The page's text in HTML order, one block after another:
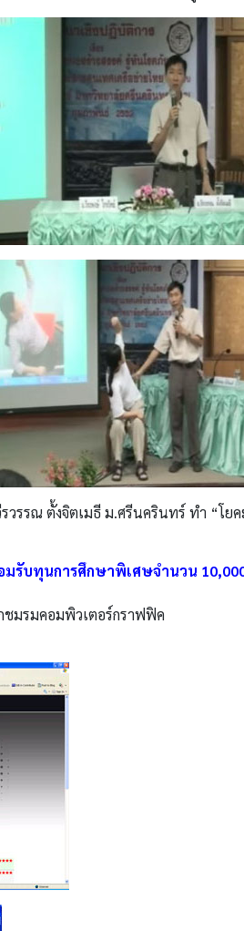
วรรณ ตั้งจิตเมธี ม.ศรีนครินทร์ ทำ “โย
มรับทุนการศึกษาพิเศษจำนวน
ชมรมคอมพิวเตอร์กราฟฟิค